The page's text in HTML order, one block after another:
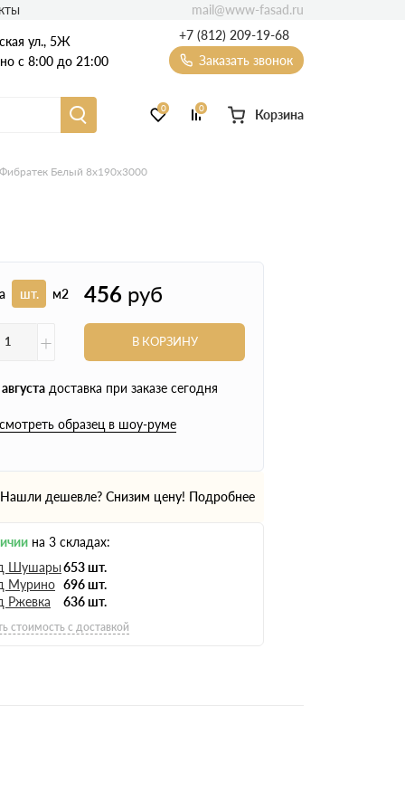
ул., 5Ж
с 8:00 до 21:00
+7 (812) 209-19-68
Заказать звонок
Фиброцементный сайдинг
0 0 Корзина
mail@www-fasad.ru
Белый 8х190х3000
шт. м2 456 руб
+
В КОРЗИНУ
доставка при заказе сегодня
образец в шоу-руме
Нашли дешевле? Снизим цену! Подробнее
на 3 складах:
Шушары653 шт.
Мурино 696 шт.
Ржевка
636 шт.
стоимость с доставкой